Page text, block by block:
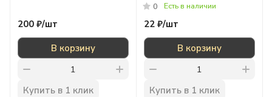
200 ₽/шт
В корзину
Купить в 1 клик
0 Есть в наличии
22 ₽/шт
В корзину
Купить в 1 клик